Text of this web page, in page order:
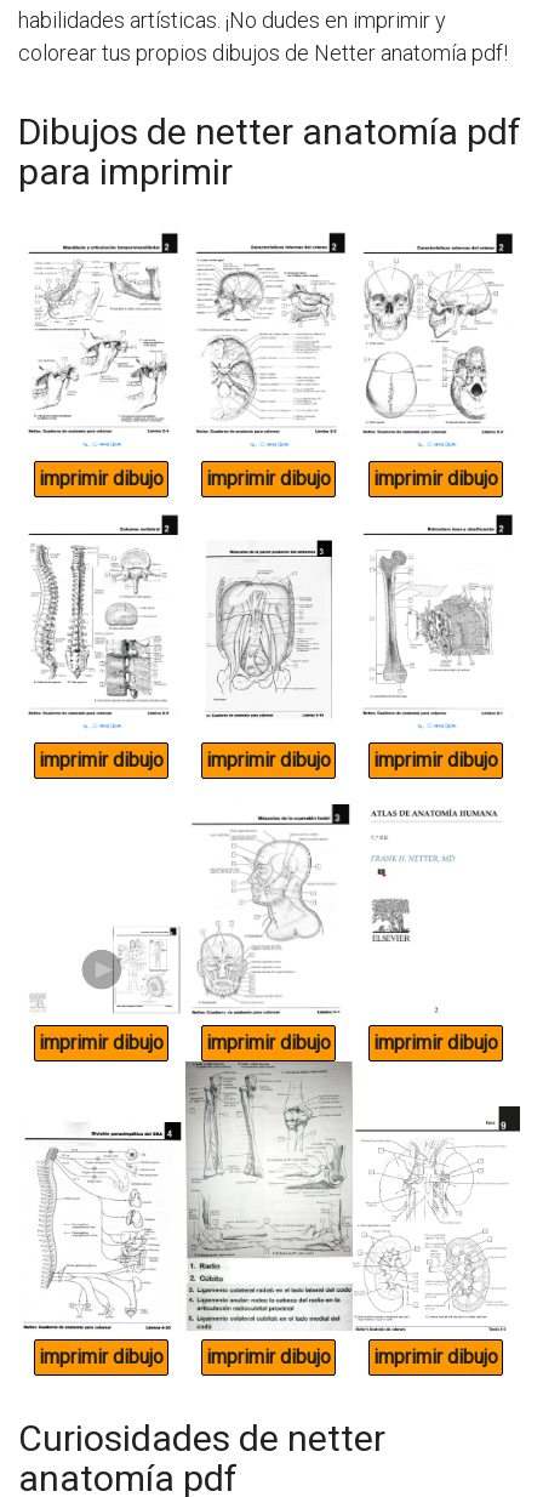
habilidades artísticas. ¡No dudes en imprimir y
colorear tus propios dibujos de Netter anatomía pdf!
Dibujos de netter anatomía pdf
para imprimir
Curiosidades de netter
anatomía pdf